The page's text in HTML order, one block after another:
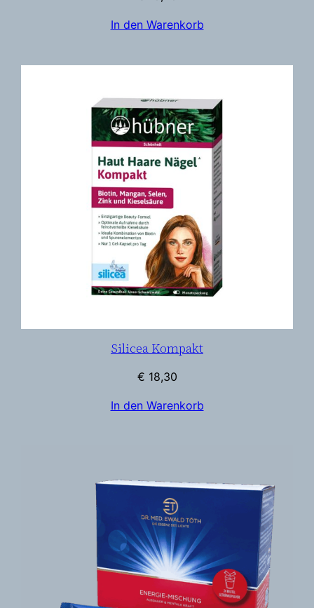
In den Warenkorb
Silicea Kompakt
€ 18,30
In den Warenkorb